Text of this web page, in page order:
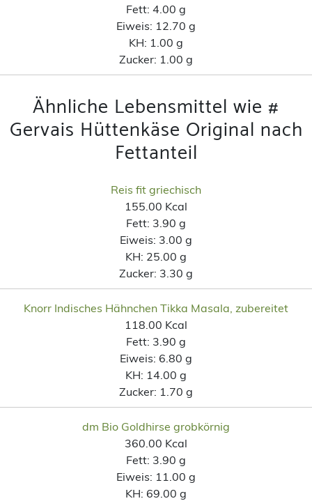
Fett: 4.00 g
Eiweis: 12.70 g
KH: 1.00 g
Zucker: 1.00 g
Ähnliche Lebensmittel wie #
Gervais Hüttenkäse Original nach
Fettanteil
Reis fit griechisch
155.00 Kcal
Fett: 3.90 g
Eiweis: 3.00 g
KH: 25.00 g
Zucker: 3.30 g
Knorr Indisches Hähnchen Tikka Masala, zubereitet
118.00 Kcal
Fett: 3.90 g
Eiweis: 6.80 g
KH: 14.00 g
Zucker: 1.70 g
dm Bio Goldhirse grobkörnig
360.00 Kcal
Fett: 3.90 g
Eiweis: 11.00 g
KH: 69.00 g